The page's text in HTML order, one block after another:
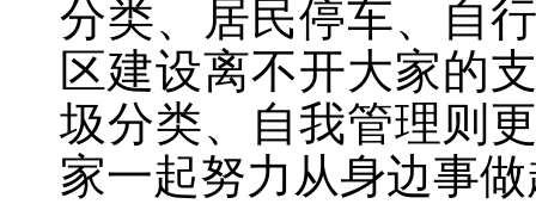
分类、居民停车、自
区建设离不开大家的
圾分类、自我管理则
家一起努力从身边事